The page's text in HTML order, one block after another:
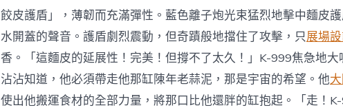
餃皮護盾」，薄韌而充滿彈性。藍色離子炮光束猛烈地擊中麵皮
水開蓋的聲音。護盾劇烈震動，但奇蹟般地擋住了攻擊，只展場
香。「這麵皮的延展性！完美！但撐不了太久！」K-999焦急地
沾沾知道，他必須帶走他那缸陳年老蒜泥，那是宇宙的希望。他
使出他搬運食材的全部力量，將那口比他還胖的缸抱起。「走！